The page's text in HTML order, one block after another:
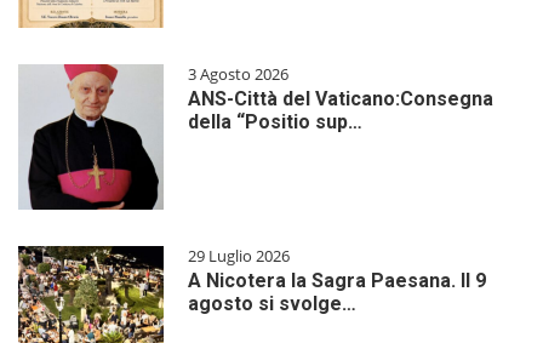
3 Agosto 2026
ANS-Città del Vaticano:Consegna
della “Positio sup…
29 Luglio 2026
A Nicotera la Sagra Paesana. Il 9
agosto si svolge…